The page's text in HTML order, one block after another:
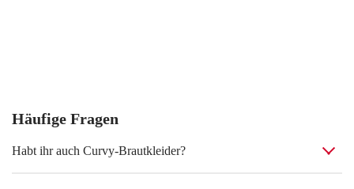
Häufige Fragen
Habt ihr auch Curvy-Brautkleider?